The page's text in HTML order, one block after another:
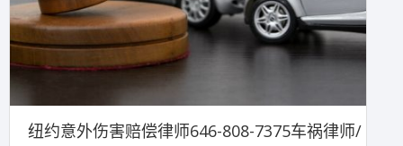
纽约意外伤害赔偿律师646-808-7375车祸律师/